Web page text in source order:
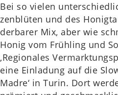
Bei so vielen
zen­blü­ten und des
der­ba­rer Mix, aber wie
Honig vom Früh­ling und
‚Regio­na­les
eine Ein­la­dung auf die
Madre‘ in Turin. Dort